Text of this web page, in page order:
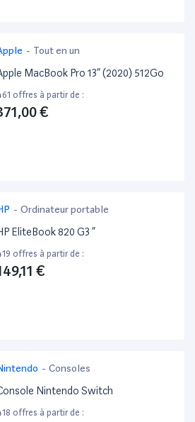
- Tout en un
MacBook Pro 13” (2020) 512Go
offres à partir de :
€
- Ordinateur portable
EliteBook 820 G3 ”
offres à partir de :
€
- Consoles
Nintendo Switch
offres à partir de :